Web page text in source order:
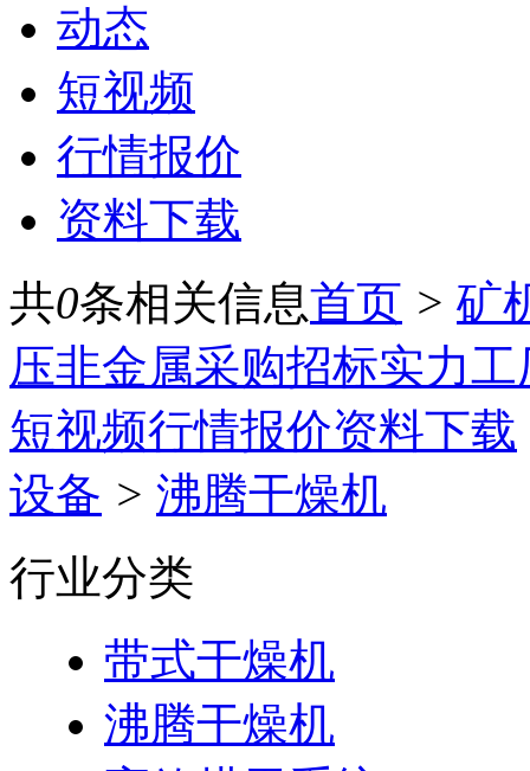
动态
短视频
行情报价
资料下载
共0条相关信息首页 > 矿
压非金属采购招标实力工
短视频行情报价资料下载
设备 > 沸腾干燥机
行业分类
带式干燥机
沸腾干燥机